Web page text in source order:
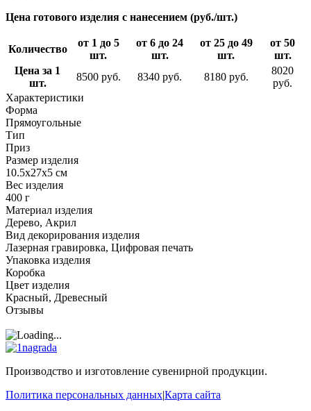
Цена готового изделия с нанесением (руб./шт.)
Количество
от 1 до 5
шт.
от 6 до 24
шт.
от 25 до 49
шт.
от 50
шт.
Цена за 1
шт.
8500 руб. 8340 руб. 8180 руб.
8020
руб.
Характеристики
Форма
Прямоугольные
Тип
Приз
Размер изделия
10.5х27х5 см
Вес изделия
400 г
Материал изделия
Дерево, Акрил
Вид декорирования изделия
Лазерная гравировка, Цифровая печать
Упаковка изделия
Коробка
Цвет изделия
Красный, Древесный
Отзывы
Производство и изготовление сувенирной продукции.
Политика персональных данных|Карта сайта